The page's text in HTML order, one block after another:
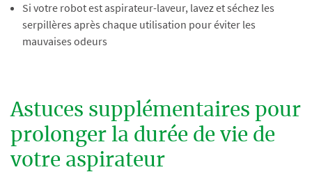
Si votre robot est aspirateur-laveur, lavez et séchez les
serpillères après chaque utilisation pour éviter les
mauvaises odeurs
Astuces supplémentaires pour
prolonger la durée de vie de
votre aspirateur